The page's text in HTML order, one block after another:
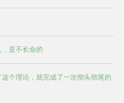
是不长命的
个理论，就完成了一次彻头彻尾的